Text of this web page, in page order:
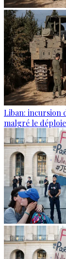
Liban: incursion
malgré le